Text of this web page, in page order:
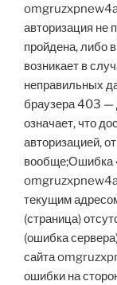
авторизация не
пройдена, либо
возникает в
неправильных
браузера 403 —
означает, что
авторизацией,
вообще;Ошибка
текущим
(страница)
(ошибка
сайта
ошибки на